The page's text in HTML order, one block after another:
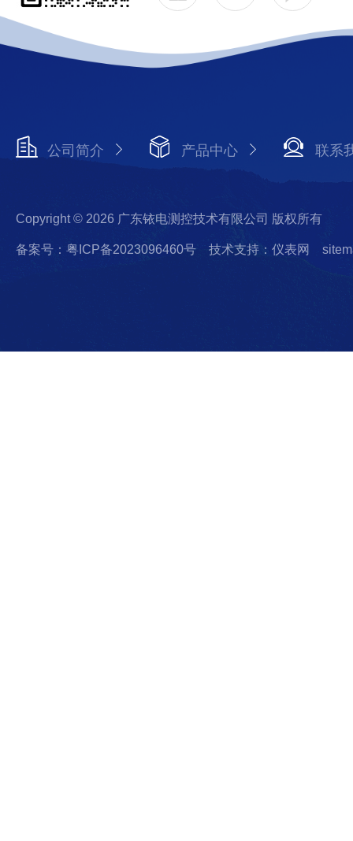
公司简介 产品中心 联系
Copyright © 2026 广东铱电测控技术有限公司 版权所有
备案号：粤ICP备2023096460号 技术支持：仪表网